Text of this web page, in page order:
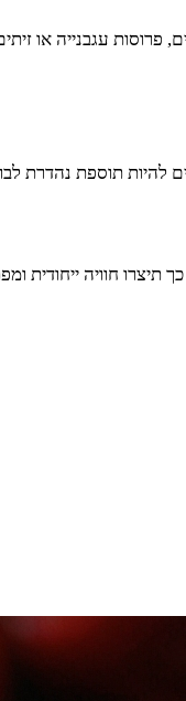
עגבנייה או
להיות תוספת נהדרת
תיצרו חוויה